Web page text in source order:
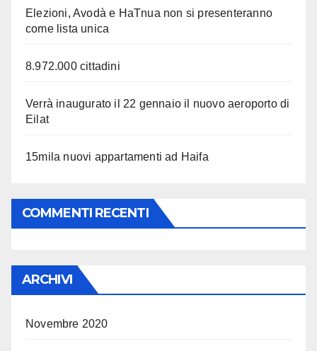
Elezioni, Avodà e HaTnua non si presenteranno
come lista unica
8.972.000 cittadini
Verrà inaugurato il 22 gennaio il nuovo aeroporto di
Eilat
15mila nuovi appartamenti ad Haifa
COMMENTI RECENTI
ARCHIVI
Novembre 2020